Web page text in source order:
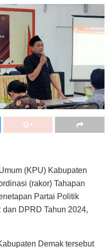
(KPU) Kabupaten
(rakor) Tahapan
Partai Politik
DPRD Tahun 2024,
Demak tersebut